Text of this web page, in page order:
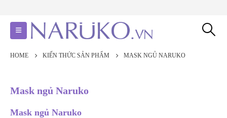
HOME KIẾN THỨC SẢN PHẨM MASK NGỦ NARUKO
Mask ngủ Naruko
Mask ngủ Naruko